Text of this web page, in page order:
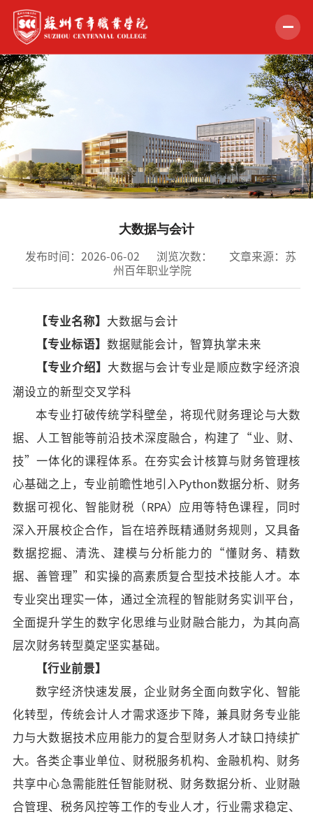
首页
组织机构
教学科研
人才招聘
我的门户 En 旧版
大数据与会计
发布时间：2026-06-02 浏览次数：
文章来源：苏
州百年职业学院
【专业名称】 大数据与会计
【专业标语】 数据赋能会计，智算执掌未来
【专业介绍】 大数据与会计专业是顺应数字经济浪
潮设立的新型交叉学科
本专业打破传统学科壁垒，将现代财务理论与大数
据、人工智能等前沿技术深度融合，构建了
“业、财、
技”一体化的课程体系。在夯实会计核算与财务管理核
心基础之上，专业前瞻性地引入Python数据分析、财务
数据可视化、智能财税（RPA）应用等特色课程，同时
深入开展校企合作，旨在培养既精通财务规则，又具备
数据挖掘、清洗、建模与分析能力的“懂财务、精数
据、善管理”和实操的高素质复合型技术技能人才。本
专业突出理实一体，通过全流程的智能财务实训平台，
全面提升学生的数字化思维与业财融合能力，为其向高
层次财务转型奠定坚实基础。
【行业前景】
数字经济快速发展，企业财务全面向数字化、智能
化转型，传统会计人才需求逐步下降，兼具财务专业能
力与大数据技术应用能力的复合型财务人才缺口持续扩
大。各类企事业单位、财税服务机构、金融机构、财务
共享中心急需能胜任智能财税、财务数据分析、业财融
合管理、税务风控等工作的专业人才，行业需求稳定、